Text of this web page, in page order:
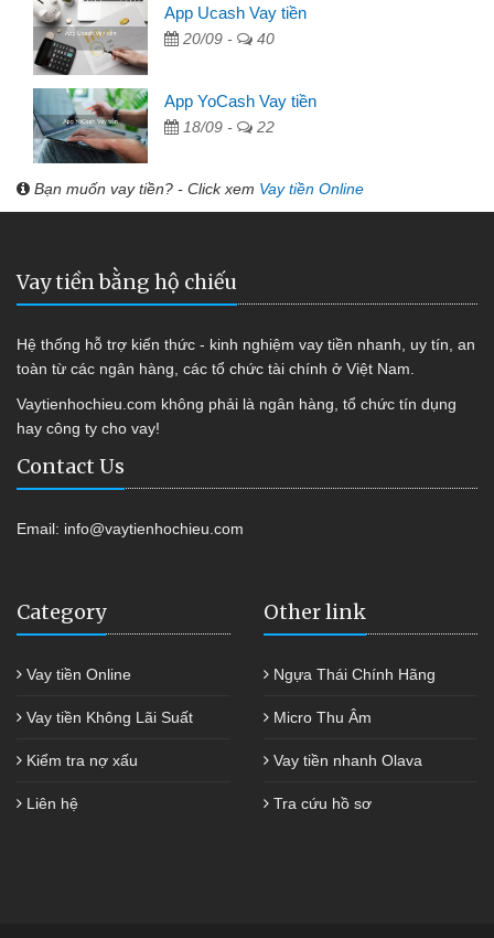
App Ucash Vay tiền
20/09 - 40
App YoCash Vay tiền
18/09 - 22
Bạn muốn vay tiền? - Click xem Vay tiền Online
Vay tiền bằng hộ chiếu
Hệ thống hỗ trợ kiến thức - kinh nghiệm vay tiền nhanh, uy tín, an
toàn từ các ngân hàng, các tổ chức tài chính ở Việt Nam.
Vaytienhochieu.com không phải là ngân hàng, tổ chức tín dụng
hay công ty cho vay!
Contact Us
Email: info@vaytienhochieu.com
Category
Vay tiền Online
Vay tiền Không Lãi Suất
Kiểm tra nợ xấu
Liên hệ
Other link
Ngựa Thái Chính Hãng
Micro Thu Âm
Vay tiền nhanh Olava
Tra cứu hồ sơ